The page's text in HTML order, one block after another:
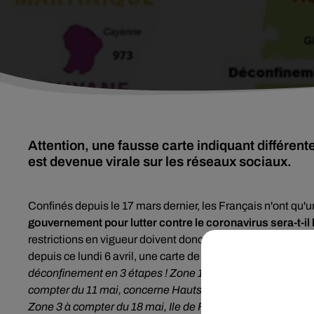
Attention, une fausse carte indiquant
est devenue virale sur les réseaux sociaux.
Confinés depuis le 17 mars dernier, les Français n'ont
gouvernement pour lutter contre le coronavirus sera-t-il
restrictions en vigueur doivent donc durer au moins
depuis ce lundi 6 avril, une carte de France montrant le
déconfinement en 3 étapes ! Zone 1 à compter du 4 mai,
compter du 11 mai, concerne Hauts de France,
Zone 3 à compter du 18 mai, Ile de France, Grand Est et